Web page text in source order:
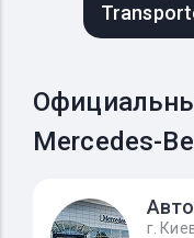
Mercedes-
г.